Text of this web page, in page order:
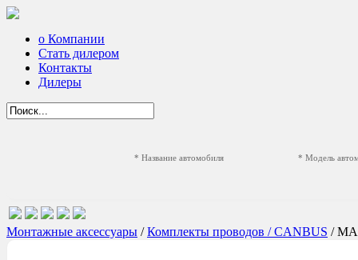
о Компании
Стать дилером
Контакты
Дилеры
* Название автомобиля * Модель
Монтажные аксессуары /Комплекты проводов / CANBUS /